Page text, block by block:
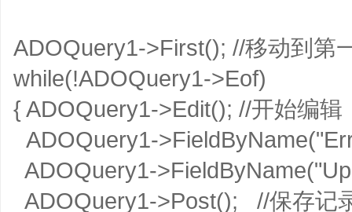
ADOQuery1->First(); //移动到第
while(!ADOQuery1->Eof)
{ ADOQuery1->Edit(); //开始编辑
ADOQuery1-
ADOQuery1-
ADOQuery1->Post(); //保存记